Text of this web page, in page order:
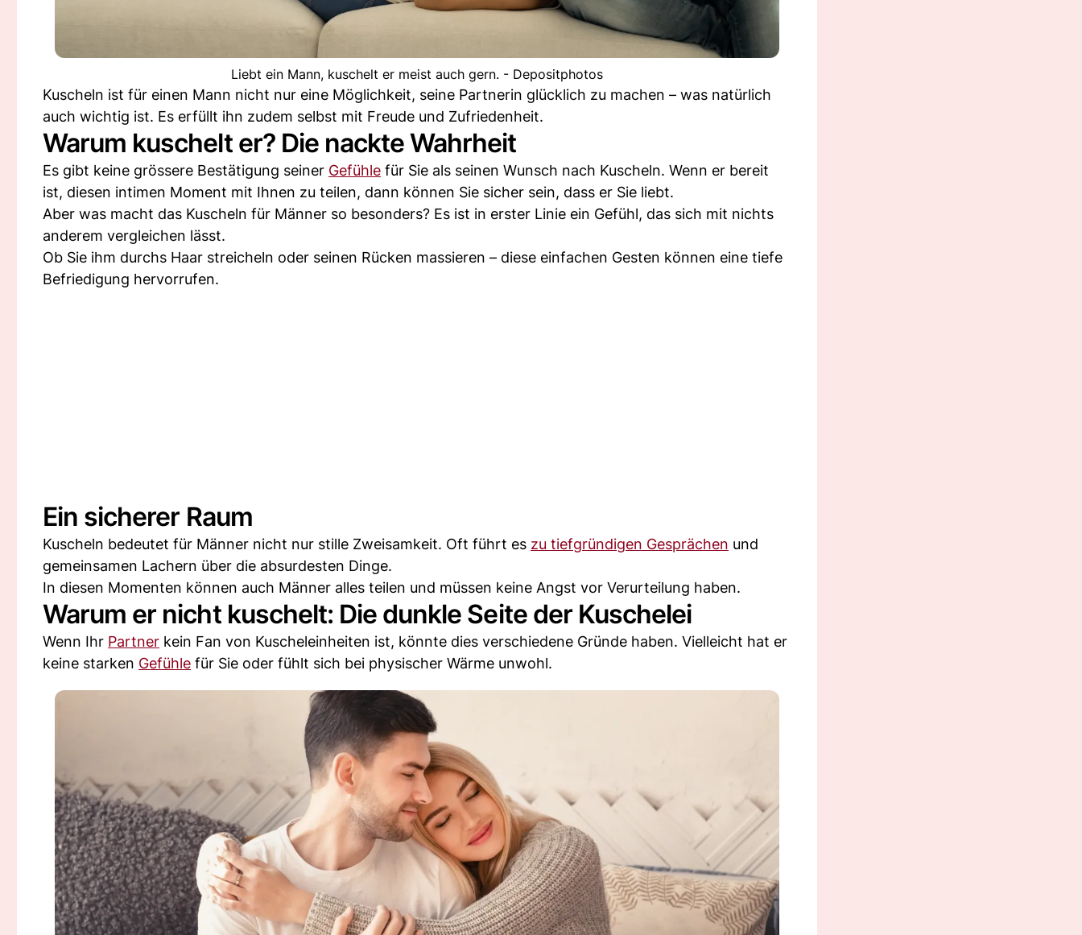
Liebt ein Mann, kuschelt er meist auch gern. - Depositphotos
Kuscheln ist für einen Mann nicht nur eine Möglichkeit, seine Partnerin glücklich zu machen – was natürlich
auch wichtig ist. Es erfüllt ihn zudem selbst mit Freude und Zufriedenheit.
Warum kuschelt er? Die nackte Wahrheit
Es gibt keine grössere Bestätigung seiner Gefühle für Sie als seinen Wunsch nach Kuscheln. Wenn er bereit
ist, diesen intimen Moment mit Ihnen zu teilen, dann können Sie sicher sein, dass er Sie liebt.
Aber was macht das Kuscheln für Männer so besonders? Es ist in erster Linie ein Gefühl, das sich mit nichts
anderem vergleichen lässt.
Ob Sie ihm durchs Haar streicheln oder seinen Rücken massieren – diese einfachen Gesten können eine tiefe
Befriedigung hervorrufen.
Ein sicherer Raum
Kuscheln bedeutet für Männer nicht nur stille Zweisamkeit. Oft führt es zu tiefgründigen Gesprächen und
gemeinsamen Lachern über die absurdesten Dinge.
In diesen Momenten können auch Männer alles teilen und müssen keine Angst vor Verurteilung haben.
Warum er nicht kuschelt: Die dunkle Seite der Kuschelei
Wenn Ihr Partner kein Fan von Kuscheleinheiten ist, könnte dies verschiedene Gründe haben. Vielleicht hat er
keine starken Gefühle für Sie oder fühlt sich bei physischer Wärme unwohl.